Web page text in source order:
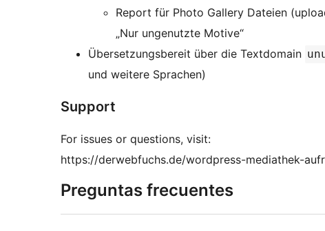
Report für Photo Gallery Dateien
„Nur ungenutzte Motive“
Übersetzungsbereit über die Textdomain
und weitere Sprachen)
Support
For issues or questions, visit:
https://derwebfuchs.de/wordpress-mediathek-
Preguntas frecuentes